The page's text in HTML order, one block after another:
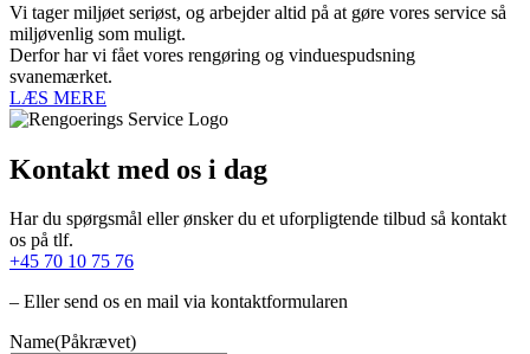
Vi tager miljøet seriøst, og arbejder altid på at gøre vores service så
miljøvenlig som muligt.
Derfor har vi fået vores rengøring og vinduespudsning
svanemærket.
LÆS MERE
Kontakt med os i dag
Har du spørgsmål eller ønsker du et uforpligtende tilbud så kontakt
os på tlf.
+45 70 10 75 76
– Eller send os en mail via kontaktformularen
Name(Påkrævet)